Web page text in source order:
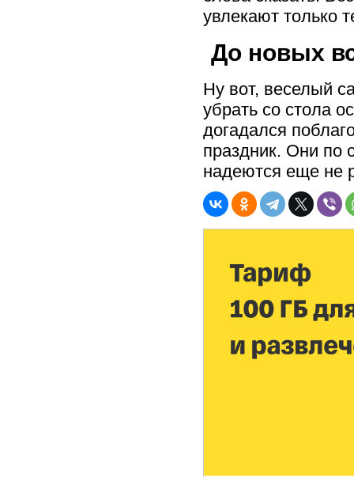
увлекают только
До новых
Ну вот, веселый
убрать со стола
догадался
праздник. Они по
надеются еще не